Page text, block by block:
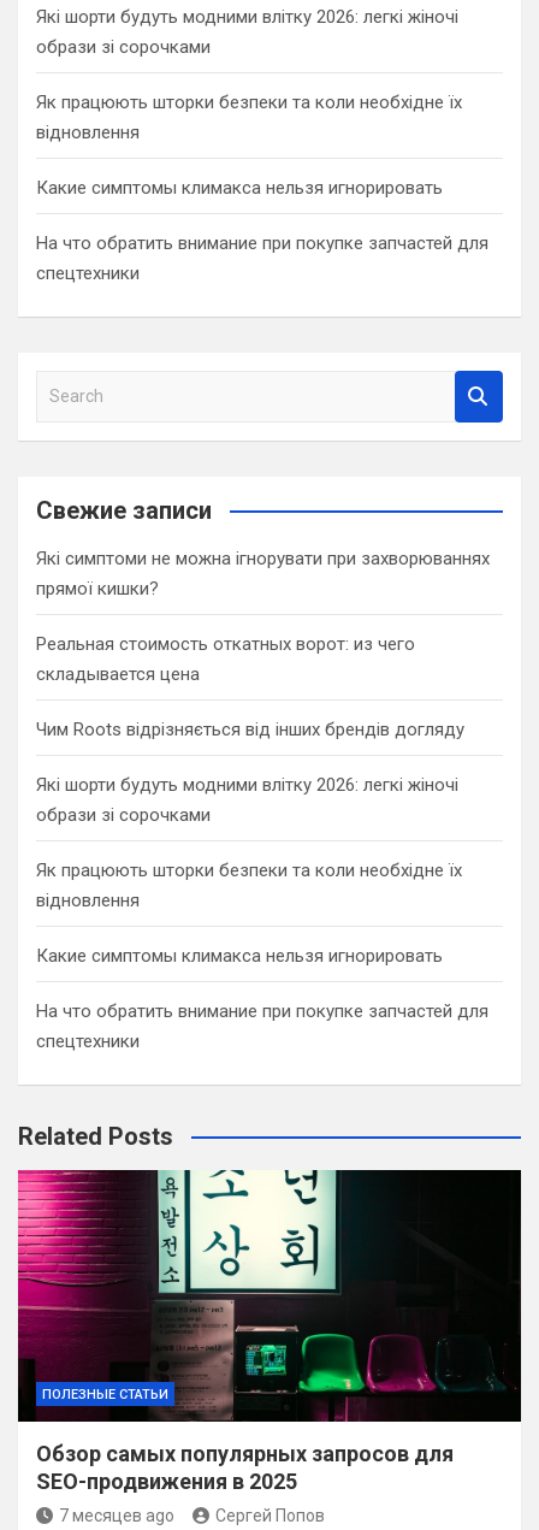
Які шорти будуть модними влітку 2026: легкі жіночі
образи зі сорочками
Як працюють шторки безпеки та коли необхідне їх
відновлення
Какие симптомы климакса нельзя игнорировать
На что обратить внимание при покупке запчастей для
спецтехники
a
c
Свежие записи
Які симптоми не можна ігнорувати при захворюваннях
прямої кишки?
Реальная стоимость откатных ворот: из чего
складывается цена
Чим Roots відрізняється від інших брендів догляду
Які шорти будуть модними влітку 2026: легкі жіночі
образи зі сорочками
Як працюють шторки безпеки та коли необхідне їх
відновлення
Какие симптомы климакса нельзя игнорировать
На что обратить внимание при покупке запчастей для
спецтехники
Related Posts
ПОЛЕЗНЫЕ СТАТЬИ
Обзор самых популярных запросов для
SEO-продвижения в 2025
7 месяцев ago Сергей Попов